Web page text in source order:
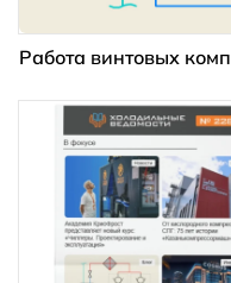
Работа винтовых